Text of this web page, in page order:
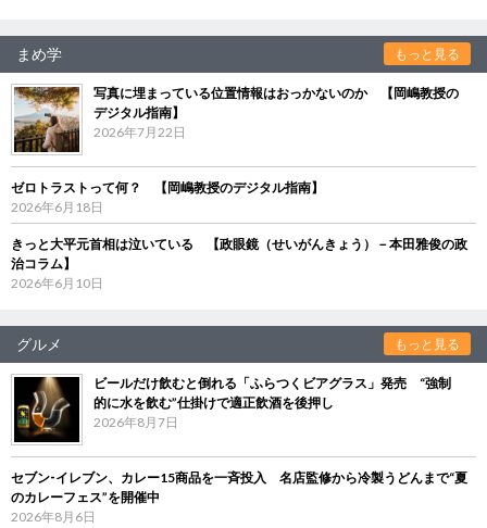
まめ学 もっと見る
写真に埋まっている位置情報はおっかないのか 【岡嶋教授の
デジタル指南】
2026年7月22日
ゼロトラストって何？ 【岡嶋教授のデジタル指南】
2026年6月18日
きっと大平元首相は泣いている 【政眼鏡（せいがんきょう）－本田雅俊の政
治コラム】
2026年6月10日
グルメ もっと見る
ビールだけ飲むと倒れる「ふらつくビアグラス」発売 “強制
的に水を飲む”仕掛けで適正飲酒を後押し
2026年8月7日
セブン‐イレブン、カレー15商品を一斉投入 名店監修から冷製うどんまで“夏
のカレーフェス”を開催中
2026年8月6日